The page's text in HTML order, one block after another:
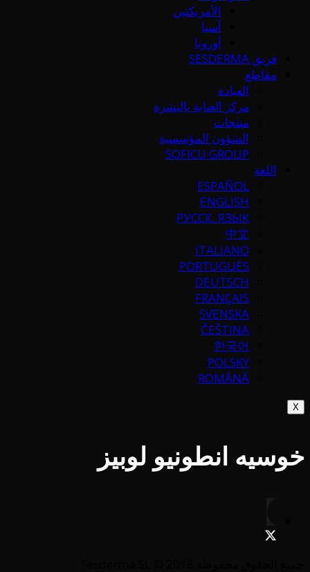
الأمريكتين
آسيا
أوروبا
فريق SESDERMA
مقاطع
العيادة
مركز العناية بالبشرة
منتجات
الشؤون المؤسسية
SOFICU GROUP
اللغة
ESPAÑOL
ENGLISH
РУССК. ЯЗЫК
中文
ITALIANO
PORTUGUÉS
DEUTSCH
FRANÇAIS
SVENSKA
ČEŠTINA
한국어
POLSKY
ROMÂNĂ
X
خوسيه انطونيو لوبيز